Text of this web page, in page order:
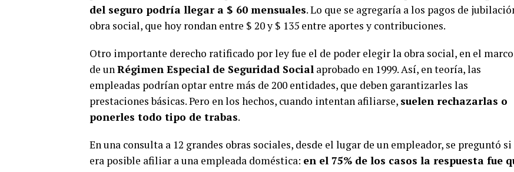
del seguro podría llegar a $ 60 mensuales. Lo que se agregaría a los pagos de
obra social, que hoy rondan entre $ 20 y $ 135 entre aportes y contribuciones.
Otro importante derecho ratificado por ley fue el de poder elegir la obra social, en el marco
de unRégimen Especial de Seguridad Social aprobado en 1999. Así, en teoría, las
empleadas podrían optar entre más de 200 entidades, que deben garantizarles las
prestaciones básicas. Pero en los hechos, cuando intentan afiliarse, suelen rechazarlas o
ponerles todo tipo de trabas.
En una consulta a 12 grandes obras sociales, desde el lugar de un empleador, se preguntó si
era posible afiliar a una empleada doméstica: en el 75% de los casos la respuesta fue